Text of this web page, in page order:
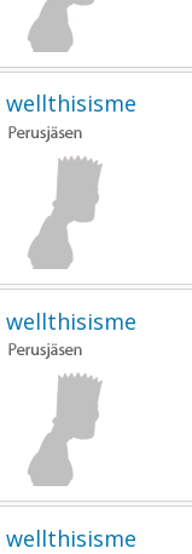
wellthisisme
wellthisisme
wellthisisme